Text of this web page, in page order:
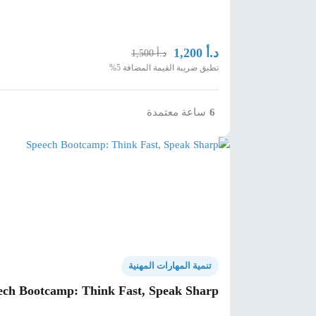
د.أ د.أ1,500
تطبق ضريبة القيمة المضافة 5%
6 ساعة معتمدة
تنمية المهارات المهنية
Bootcamp: Think Fast, Speak Sharp